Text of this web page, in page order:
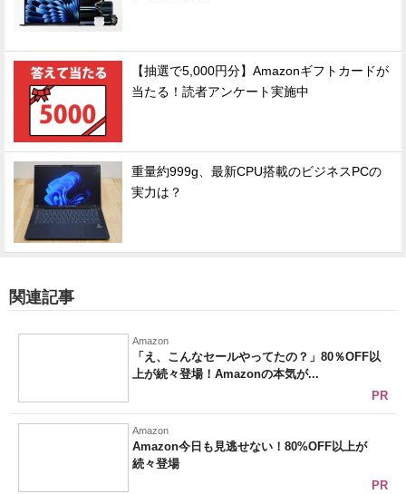
【抽選で5,000円分】Amazonギフトカードが
当たる！読者アンケート実施中
重量約999g、最新CPU搭載のビジネスPCの
実力は？
関連記事
Amazon
「え、こんなセールやってたの？」80％OFF以
上が続々登場！Amazonの本気が...
PR
Amazon
Amazon今日も見逃せない！80%OFF以上が
続々登場
PR